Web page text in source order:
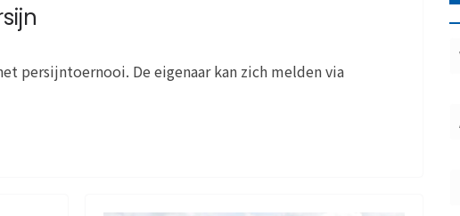
persijntoernooi. De eigenaar kan zich melden via